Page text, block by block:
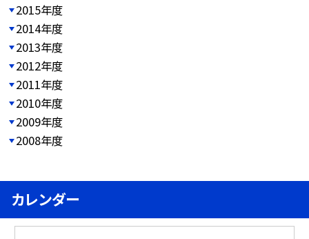
2015年度
2014年度
2013年度
2012年度
2011年度
2010年度
2009年度
2008年度
カレンダー